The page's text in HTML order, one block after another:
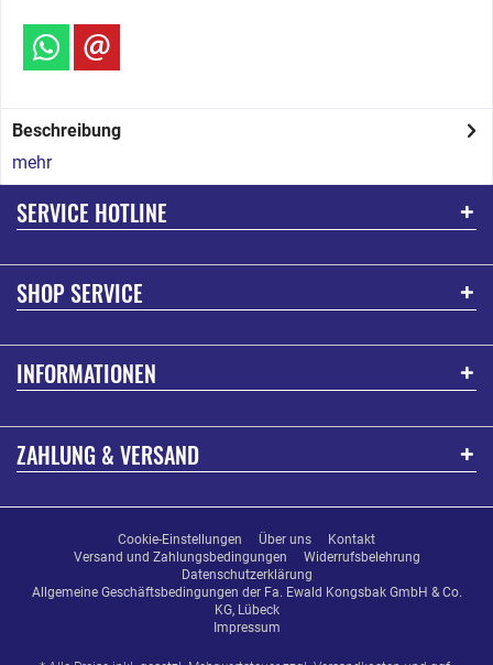
Beschreibung
mehr
SERVICE HOTLINE
SHOP SERVICE
INFORMATIONEN
ZAHLUNG & VERSAND
Cookie-Einstellungen Über uns
Kontakt
Versand und Zahlungsbedingungen
Widerrufsbelehrung
Datenschutzerklärung
Allgemeine Geschäftsbedingungen der Fa. Ewald Kongsbak GmbH & Co.
KG, Lübeck
Impressum